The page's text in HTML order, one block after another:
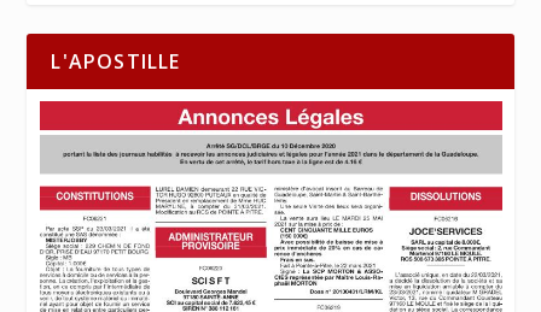
L'APOSTILLE